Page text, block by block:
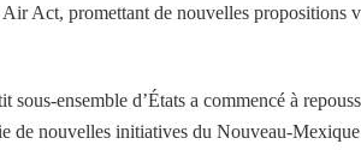
Act, promettant de nouvelles propositions
ensemble d’États a commencé à
de nouvelles initiatives du Nouveau-